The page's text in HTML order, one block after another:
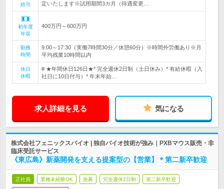
給与
定いたします※試用期間3カ月（待遇変更…
初年度
年収
400万円～600万円
勤務
時間
9:00～17:30（実働7時間30分／休憩60分）※時間外労働あり※月
平均残業10時間以内
休日
休暇
# ★年間休日126日★* 完全週休2日制（土日休み）* 有給休暇（入
社日に10日付与）* 年末年始…
求人詳細を見る 気になる
株式会社フェニックスバイオ | 独自バイオ技術が強み｜PXBマウス販売・非
臨床受託サービス
《東広島》新薬開発を支える提案型の【営業】＊第二新卒歓迎
正社員 業種未経験OK 急募 完全週休2日制 第二新卒歓迎